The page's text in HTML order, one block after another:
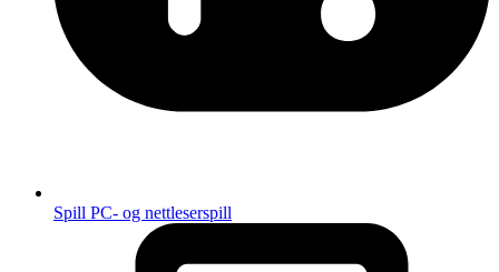
Spill PC- og nettleserspill